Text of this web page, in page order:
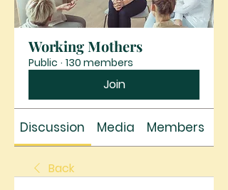
Working Mothers
Public · 130 members
Join
Discussion Media Members
Back